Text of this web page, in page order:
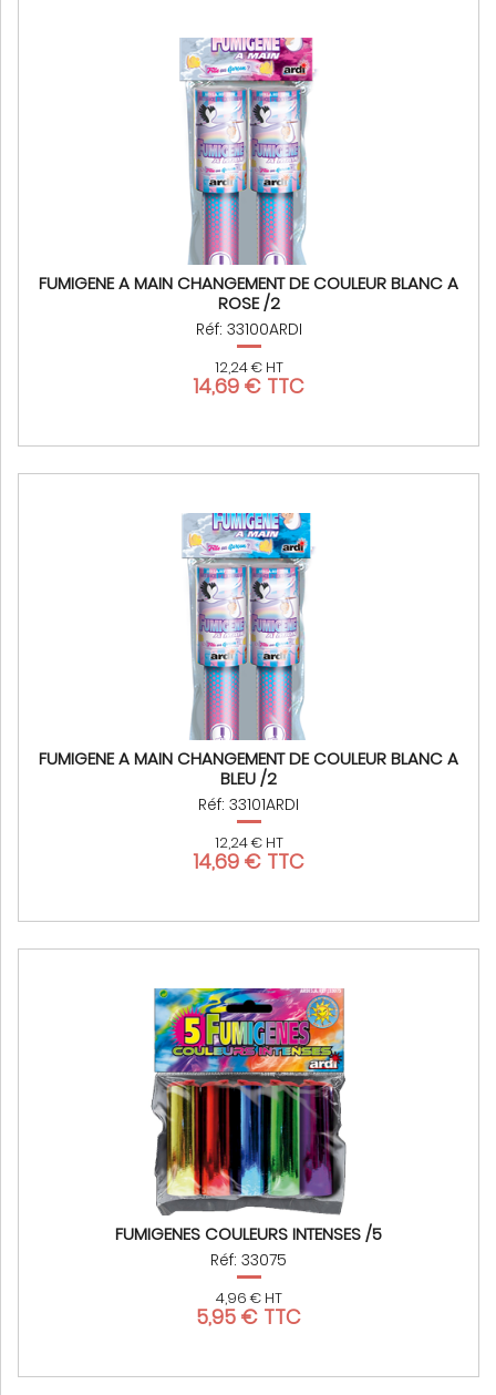
FUMIGENE A MAIN CHANGEMENT DE COULEUR BLANC A
ROSE /2
Réf: 33100ARDI
12,24 € HT
14,69 € TTC
FUMIGENE A MAIN CHANGEMENT DE COULEUR BLANC A
BLEU /2
Réf: 33101ARDI
12,24 € HT
14,69 € TTC
FUMIGENES COULEURS INTENSES /5
Réf: 33075
4,96 € HT
5,95 € TTC